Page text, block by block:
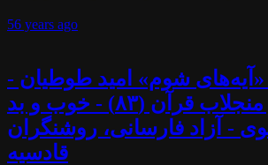
56 years ago
«آیه‌های شوم» امید طوطیان -
تلاوت آیاتی از منجلاب قرآن (۸۳) - خوب و بد
- آزاد فارسانی، روشنگران
قادسیه